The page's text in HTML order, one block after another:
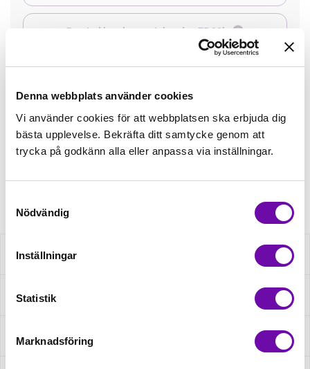
Denna webbplats använder cookies
Vi använder cookies för att webbplatsen ska erbjuda dig
bästa upplevelse. Bekräfta ditt samtycke genom att
trycka på godkänn alla eller anpassa via inställningar.
Nödvändig
Inställningar
Statistik
Marknadsföring
Borstad jogging, matchande +75,00kr
Finns i lager
Minsta beställning: 0.5 m
Beskrivning
Specifikation
Fråga om produkt